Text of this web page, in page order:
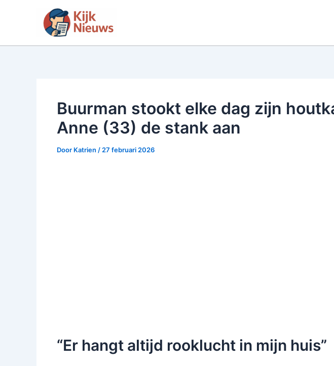
inhoud
Buurman stookt elke dag zijn
Anne (33) de stank aan
Door Katrien / 27 februari 2026
“Er hangt altijd rooklucht in mijn huis”